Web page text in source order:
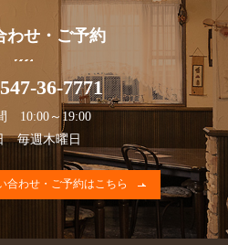
わせ・ご予約
36-7771
10:00～19:00
毎週木曜日
合わせ・ご予約はこちら